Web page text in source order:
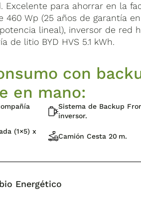
Excelente para ahorrar en la
460 Wp (25 años de garantía
lineal), inversor de red
de litio BYD HVS 5.1 kWh.
con
en mano:
Sistema de Backup
inversor.
(1×5) x
Camión Cesta 20 m.
Energético